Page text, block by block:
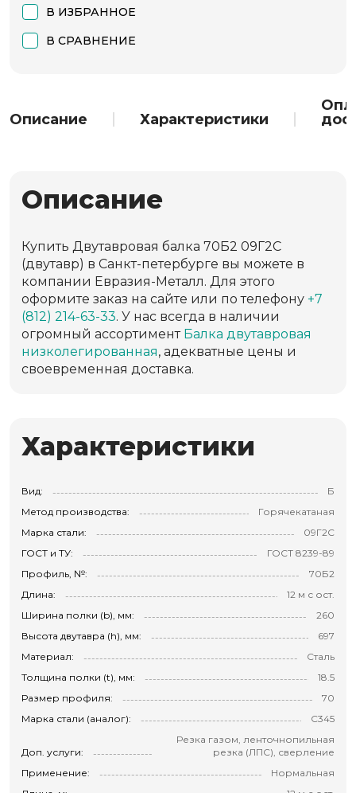
В ИЗБРАННОЕ
В СРАВНЕНИЕ
Описание Характеристики
Описание
Купить Двутавровая балка 70Б2 09Г2С
(двутавр) в Санкт-петербурге вы можете в
компании Евразия-Металл. Для этого
оформите заказ на сайте или по телефону +7
(812) 214-63-33. У нас всегда в наличии
огромный ассортимент Балка двутавровая
низколегированная, адекватные цены и
своевременная доставка.
Характеристики
Вид:
Б
Метод производства:
Горячекатаная
Марка стали:
09Г2С
ГОСТ и ТУ:
ГОСТ 8239-89
Профиль, №:
70Б2
Длина:
12 м с ост.
Ширина полки (b), мм:
260
Высота двутавра (h), мм:
697
Материал:
Сталь
Толщина полки (t), мм:
18.5
Размер профиля:
70
Марка стали (аналог):
С345
Доп. услуги:
Резка газом, ленточнопильная
резка (ЛПС), сверление
Применение:
Нормальная